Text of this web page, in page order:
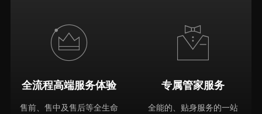
全流程高端服务体验
售前、售中及售后等全生命
专属管家服务
全能的、贴身服务的一站